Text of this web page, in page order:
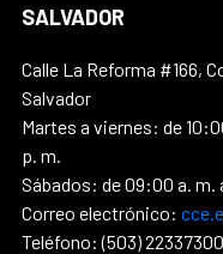
SALVADOR
Calle La Reforma #166,
Salvador
Martes a viernes: de
p. m.
Sábados: de 09:00 a. m.
Correo electrónico:
Teléfono: (503) 22337300